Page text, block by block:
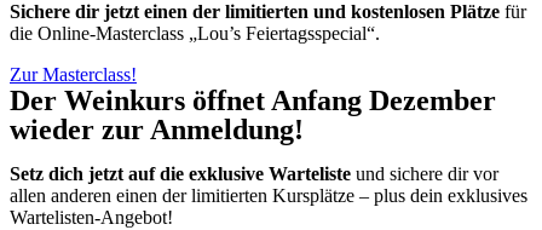
Sichere dir jetzt einen der limitierten und kostenlosen Plätze für
die Online-Masterclass „Lou’s Feiertagsspecial“.
Zur Masterclass!
Der Weinkurs öffnet Anfang Dezember
wieder zur Anmeldung!
Setz dich jetzt auf die exklusive Warteliste und sichere dir vor
allen anderen einen der limitierten Kursplätze – plus dein exklusives
Wartelisten-Angebot!